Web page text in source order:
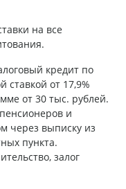
на все
кредит по
ставкой от 17,9%
от 30 тыс. рублей.
и
через выписку из
пункта.
залог